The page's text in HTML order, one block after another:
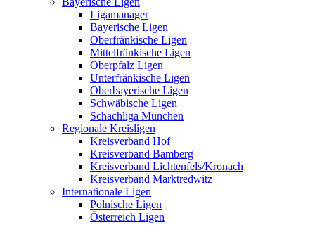
Ligamanager
Bayerische Ligen
Oberfränkische Ligen
Mittelfränkische Ligen
Oberpfalz Ligen
Unterfränkische Ligen
Oberbayerische Ligen
Schwäbische Ligen
Schachliga München
Regionale Kreisligen
Kreisverband Hof
Kreisverband Bamberg
Kreisverband Lichtenfels/Kronach
Kreisverband Marktredwitz
Internationale Ligen
Polnische Ligen
Österreich Ligen